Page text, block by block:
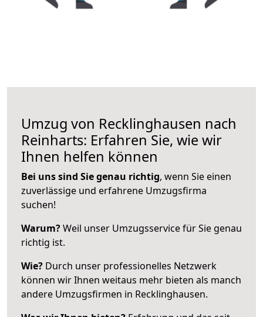
Umzug von Recklinghausen nach
Reinharts: Erfahren Sie, wie wir
Ihnen helfen können
Bei uns sind Sie genau richtig, wenn Sie einen
zuverlässige und erfahrene Umzugsfirma
suchen!
Warum?Weil unser Umzugsservice für Sie genau
richtig ist.
Wie? Durch unser professionelles Netzwerk
können wir Ihnen weitaus mehr bieten als manch
andere Umzugsfirmen in Recklinghausen.